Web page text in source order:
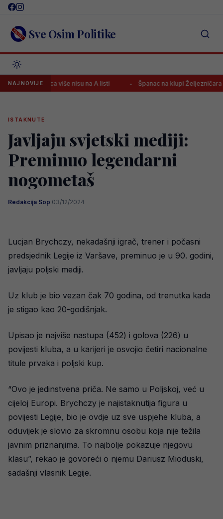
Skip
content Sve Osim Politike
NAJNOVIJE
Četvorica više nisu na A listi Španac na klupi Željezničara
ISTAKNUTE
Javljaju svjetski mediji:
Preminuo legendarni
nogometaš
Redakcija Sop·03/12/2024
Lucjan Brychczy, nekadašnji igrač, trener i počasni
predsjednik Legije iz Varšave, preminuo je u 90. godini,
javljaju poljski mediji.
Uz klub je bio vezan čak 70 godina, od trenutka kada
je stigao kao 20-godišnjak.
Upisao je najviše nastupa (452) i golova (226) u
povijesti kluba, a u karijeri je osvojio četiri nacionalne
titule prvaka i poljski kup.
“Ovo je jedinstvena priča. Ne samo u Poljskoj, već u
cijeloj Europi. Brychczy je najistaknutija figura u
povijesti Legije, bio je ovdje uz sve uspjehe kluba, a
oduvijek je slovio za skromnu osobu koja nije težila
javnim priznanjima. To najbolje pokazuje njegovu
klasu”, rekao je govoreći o njemu Dariusz Mioduski,
sadašnji vlasnik Legije.